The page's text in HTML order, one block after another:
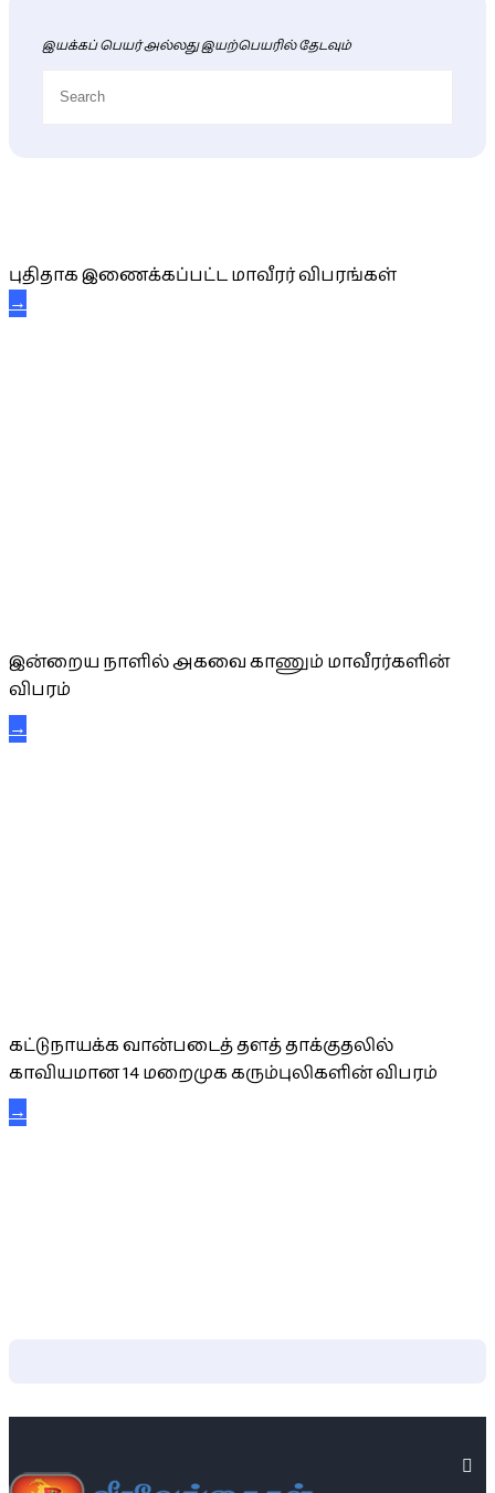
இயக்கப் பெயர் அல்லது இயற்பெயரில் தேடவும்
புதிதாக இணைக்கப்பட்ட மாவீரர் விபரங்கள்
→
இன்றைய நாளில் அகவை காணும் மாவீரர்களின்
விபரம்
→
கட்டுநாயக்க வான்படைத் தளத் தாக்குதலில்
காவியமான 14 மறைமுக கரும்புலிகளின் விபரம்
→